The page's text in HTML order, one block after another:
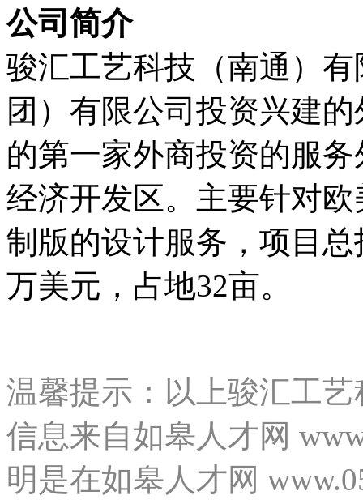
公司简介
骏汇工艺科技（南通）
团）有限公司投资兴建
的第一家外商投资的服
经济开发区。主要针对
制版的设计服务，项目
万美元，占地32亩。
温馨提示：以上骏汇工
信息来自如皋人才网
明是在如皋人才网